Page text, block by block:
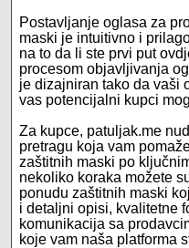
Postavljanje oglasa za
maski je intuitivno i
na to da li ste prvi put
procesom objavljivanja
je dizajniran tako da vaši
vas potencijalni kupci
Za kupce, patuljak.me
pretragu koja vam
zaštitnih maski po
nekoliko koraka možete
ponudu zaštitnih maski
i detaljni opisi, kvalitetne
komunikacija sa
koje vam naša platforma